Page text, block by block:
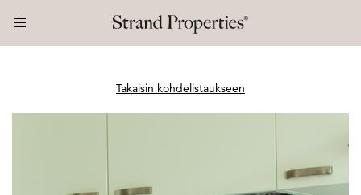
Takaisin kohdelistaukseen